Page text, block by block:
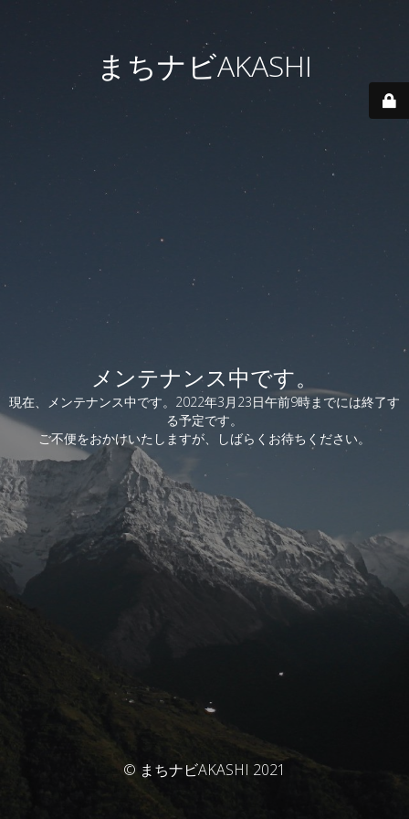
まちナビAKASHI
メンテナンス中です。
現在、メンテナンス中です。2022年3月23日午前9時までには終了す
る予定です。
ご不便をおかけいたしますが、しばらくお待ちください。
© まちナビAKASHI 2021